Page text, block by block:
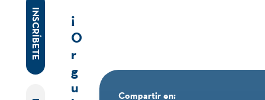
¡
O
r
g
u
Compartir en:
INSCRÍBETE